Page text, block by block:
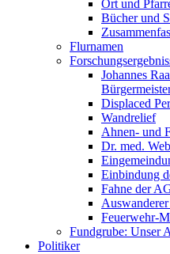
Ort und
Bücher und
Flurnamen
Johannes
Displaced
Wandrelief
Ahnen- und
Dr. med.
Einbindung
Fahne der
Feuerwehr-
Fundgrube: Unser
Politiker